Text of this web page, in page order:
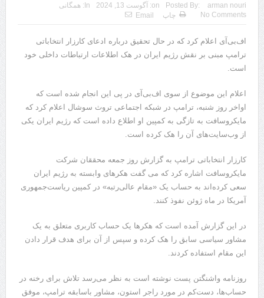
Posted By: arman nouri
on: آگوست 13, 2024 In: همگانی
No Comments
چاپ Email
اف‌بی‌آی اعلام کرد که در حال تحقیق درباره ادعای کارزار انتخاباتی
ترامپ مبنی بر نقش رژیم ایران در هک اطلاعات ارتباطات داخلی خود
است.
اعلام این موضوع از سوی اف‌بی‌آی در پی این انجام شده است که
اواخر روز شنبه، ترامپ در شبکه اجتماعی تروث سوشال اعلام کرد که
مایکروسافت به تازگی به کمپین او اطلاع داده است که رژیم ایران یکی
از وب‌سایت‌های آن را هک کرده است.
کارزار انتخاباتی ترامپ به گزارش روز جمعه محققان شرکت
مایکروسافت اشاره کرد که می گفت هکرهای وابسته به رژیم ایران
سعی کرده‌اند به حساب یک «مقام عالی‌رتبه» در کمپین ریاست‌جمهوری
آمریکا در ماه ژوئن نفوذ کنند.
در این گزارش آمده است که هکرها یک حساب کاربری متعلق به یک
مشاور سیاسی سابق را هک کرده و سپس از آن برای هدف قرار دادن
این مقام استفاده کردند.
روزنامه واشنگتن ‌پست نوشته است به نظر می‌رسد تلاش برای رخنه در
حساب‌ها، دست‌کم در مورد راجر استون، مشاور باسابقه ترامپ، موفق